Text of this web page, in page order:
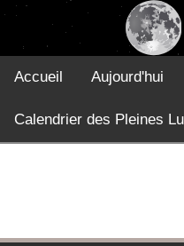
Accueil Aujourd'hui
Calendrier des Pleines